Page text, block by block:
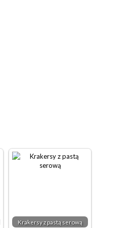
Krakersy z pastą serową